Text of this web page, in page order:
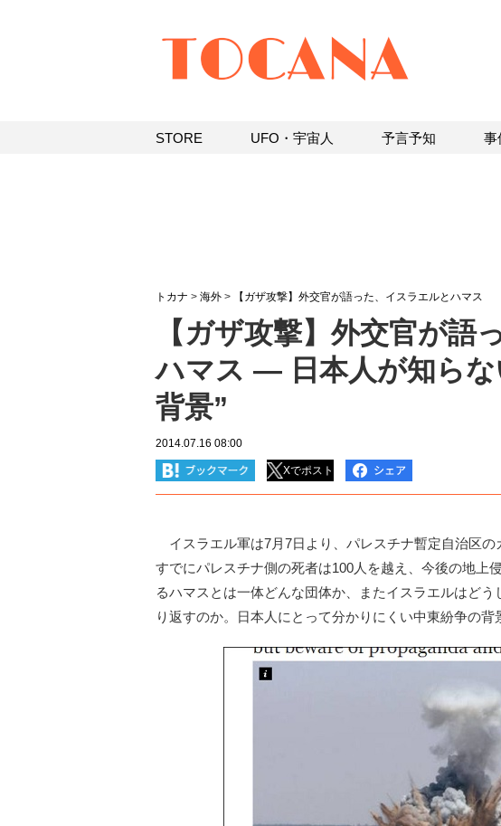
トカナ > 海外 > 【ガザ攻撃】外交官が語った、イスラエルとハマス
【ガザ攻撃】外交官が語
ハマス ― 日本人が知らな
背景”
2014.07.16 08:00
Xでポスト
イスラエル軍は7月7日より、パレスチナ暫定自治区の
すでにパレスチナ側の死者は100人を越え、今後の地上
るハマスとは一体どんな団体か、またイスラエルはど
り返すのか。日本人にとって分かりにくい中東紛争の背
STORE UFO・宇宙人 予言予知 事